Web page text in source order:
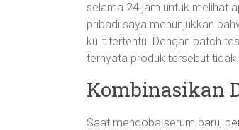
selama 24 jam untuk melihat
pribadi saya menunjukkan
kulit tertentu. Dengan patch
ternyata produk tersebut tidak
Kombinasikan
Saat mencoba serum baru,